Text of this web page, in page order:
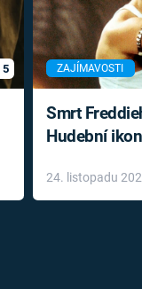
5 ZAJÍMAVOSTI
Smrt
Hudební
léky
24. listopadu